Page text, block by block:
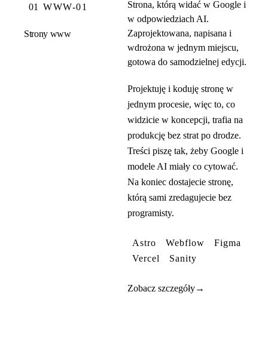
01 WWW-01
Strony www
Strona, którą widać w Google i
w odpowiedziach AI.
Zaprojektowana, napisana i
wdrożona w jednym miejscu,
gotowa do samodzielnej edycji.
Projektuję i koduję stronę w
jednym procesie, więc to, co
widzicie w koncepcji, trafia na
produkcję bez strat po drodze.
Treści piszę tak, żeby Google i
modele AI miały co cytować.
Na koniec dostajecie stronę,
którą sami zredagujecie bez
programisty.
Astro Webflow
Figma
Vercel
Sanity
Zobacz szczegóły→